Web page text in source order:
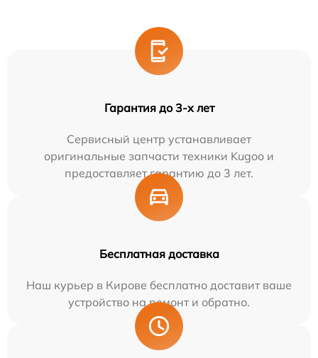
Гарантия до 3-х лет
Сервисный центр устанавливает
оригинальные запчасти техники Kugoo и
предоставляет гарантию до 3 лет.
Бесплатная доставка
Наш курьер в Кирове бесплатно доставит ваше
устройство на ремонт и обратно.